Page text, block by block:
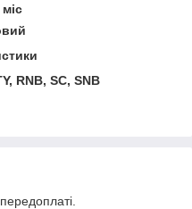
RNB, SC, SNB